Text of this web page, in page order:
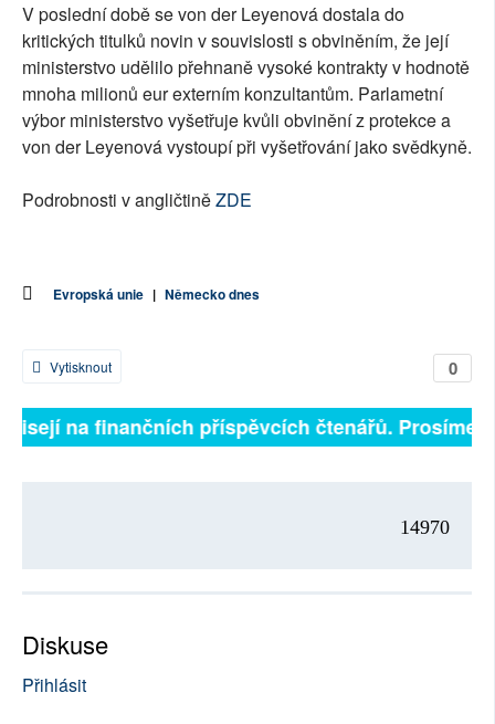
V poslední době se von der Leyenová dostala do
kritických titulků novin v souvislosti s obviněním, že její
ministerstvo udělilo přehnaně vysoké kontrakty v hodnotě
mnoha milionů eur externím konzultantům. Parlametní
výbor ministerstvo vyšetřuje kvůli obvinění z protekce a
von der Leyenová vystoupí při vyšetřování jako svědkyně.
Podrobnosti v angličtiněZDE
Evropská unie | Německo dnes
0
Vytisknout
na finančních příspěvcích čtenářů. Prosíme,
14970
Diskuse
Přihlásit